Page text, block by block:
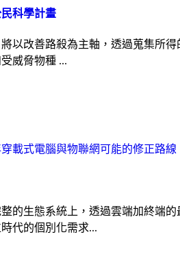
科學計畫
以改善路殺為主軸，透過蒐集所得
威脅物種 ...
的生態系統上，透過雲端加終端的
代的個別化需求...